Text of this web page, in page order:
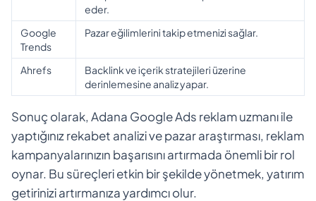
eder.
Google
Trends
Pazar eğilimlerini takip etmenizi sağlar.
Ahrefs
Backlink ve içerik stratejileri üzerine
derinlemesine analiz yapar.
Sonuç olarak, Adana Google Ads reklam uzmanı ile
yaptığınız rekabet analizi ve pazar araştırması, reklam
kampanyalarınızın başarısını artırmada önemli bir rol
oynar. Bu süreçleri etkin bir şekilde yönetmek, yatırım
getirinizi artırmanıza yardımcı olur.